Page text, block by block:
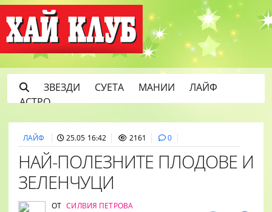
ЗВЕЗДИ СУЕТА МАНИИ
ЛАЙФ
АСТРО
ЛАЙФ 25.05 16:42 2161 0
НАЙ-ПОЛЕЗНИТЕ ПЛОДОВЕ И
ЗЕЛЕНЧУЦИ
ОТ СИЛВИЯ ПЕТРОВА